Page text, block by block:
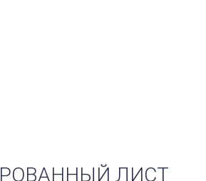
ЛИСТ